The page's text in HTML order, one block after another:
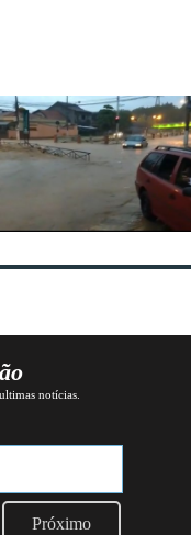
notícias.
Próximo